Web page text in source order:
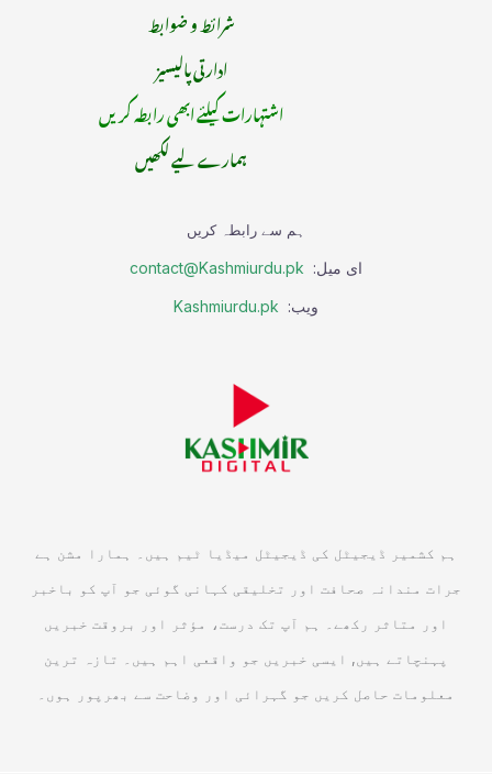
شرائط و ضوابط
ادارتی پالیسیز
اشتہارات کیلئے ابھی رابطہ کریں
ہمارے لیے لکھیں
ہم سے رابطہ کریں
ای میل: contact@Kashmiurdu.pk
ویب: Kashmiurdu.pk
ہم کشمیر ڈیجیٹل کی ڈیجیٹل میڈیا ٹیم ہیں۔ ہمارا مشن ہے
جرات مندانہ صحافت اور تخلیقی کہانی گوئی جو آپ کو باخبر
اور متاثر رکھے۔ ہم آپ تک درست، مؤثر اور بروقت خبریں
پہنچاتے ہیں, ایسی خبریں جو واقعی اہم ہیں۔ تازہ ترین
معلومات حاصل کریں جو گہرائی اور وضاحت سے بھرپور ہوں۔